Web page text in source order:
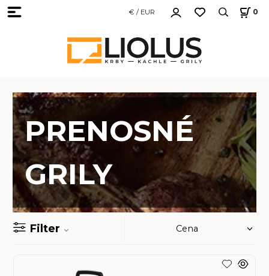
€ / EUR 0
PRENOSNÉ
GRILY
Filter